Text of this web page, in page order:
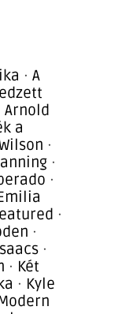
· A
Arnold
a
·
·
·
·
·
·
· Két
· Kyle